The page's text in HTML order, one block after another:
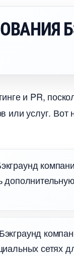
и PR,
или услуг.​
сетях